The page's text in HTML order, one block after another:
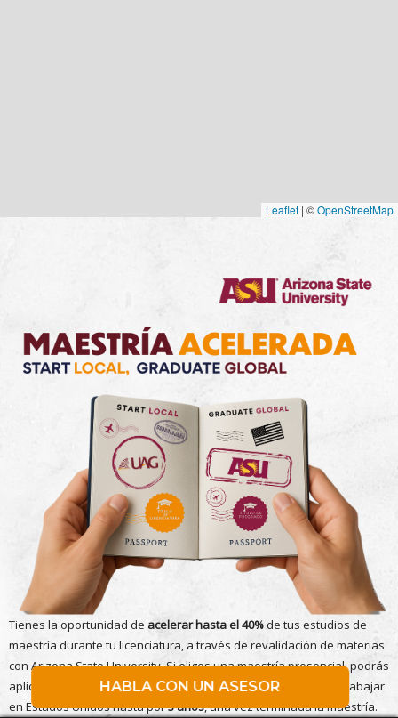
Leaflet | ©OpenStreetMap
Tienes la oportunidad de acelerar hasta el 40%de tus estudios de
maestría durante tu licenciatura, a través de revalidación de materias
con Arizona State University. Si eliges una maestría presencial, podrás
aplicar al programa Optional Practical Training que te permite trabajar
en Estados Unidos hasta por3 años, una vez terminada la maestría.
HABLA CON UN ASESOR